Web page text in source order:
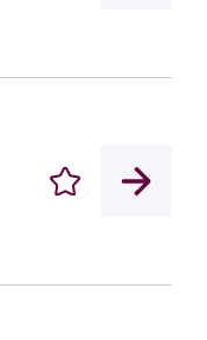
Enregistrer